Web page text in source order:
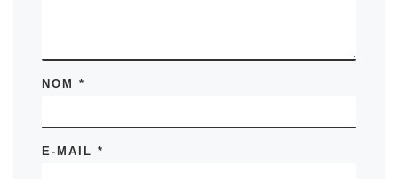
NOM*
E-MAIL*